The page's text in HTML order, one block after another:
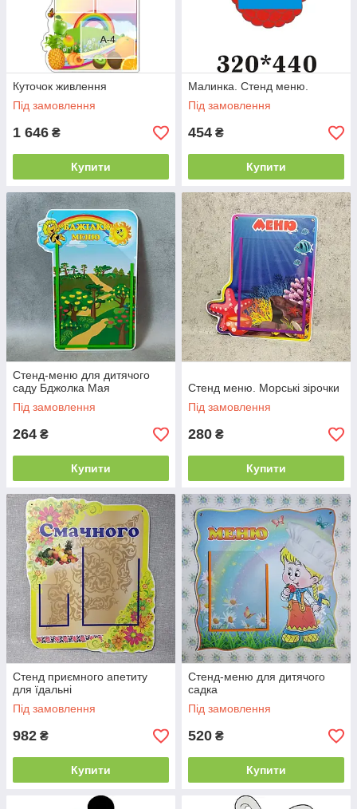
Куточок живлення
Під замовлення
1 646 ₴
Купити
Малинка. Стенд меню.
Під замовлення
454 ₴
Купити
Стенд-меню для дитячого
саду Бджолка Мая
Під замовлення
264 ₴
Купити
Стенд меню. Морські зірочки
Під замовлення
280 ₴
Купити
Стенд приємного апетиту
для їдальні
Під замовлення
982 ₴
Купити
Стенд-меню для дитячого
садка
Під замовлення
520 ₴
Купити